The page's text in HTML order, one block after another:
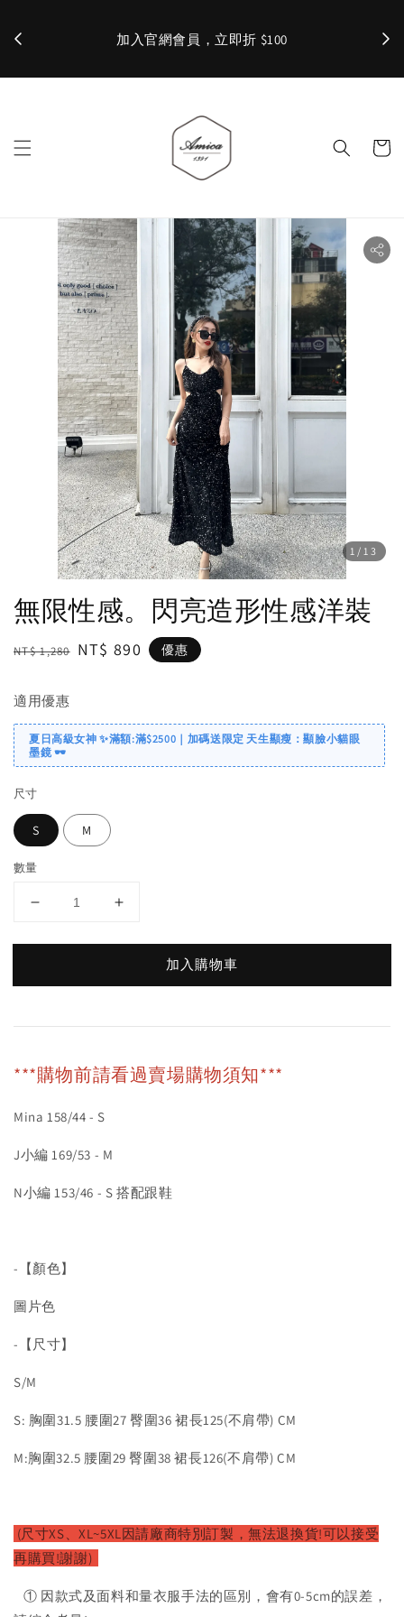
加入官網會員，立即折 $100 ✨
1 /13
無限性感。閃亮造形性感洋裝
Regular
NT$ 1,280 Sale
NT$ 890 優惠
適用優惠
夏日高級女神 ✨滿額:滿$2500｜加碼送限定 天生顯瘦：顯臉小貓眼
墨鏡 🕶️
尺寸
S M
數量
加入購物車
***購物前請看過賣場購物須知***
Mina 158/44 - S
J小編 169/53 - M
N小編 153/46 - S 搭配跟鞋
-【顏色】
圖片色
-【尺寸】
S/M
S: 胸圍31.5 腰圍27 臀圍36 裙長125(不肩帶) CM
M:胸圍32.5 腰圍29 臀圍38 裙長126(不肩帶) CM
(尺寸XS、XL~5XL因請廠商特別訂製，無法退換貨!可以接受
再購買!謝謝)
① 因款式及面料和量衣服手法的區別，會有0-5cm的誤差，